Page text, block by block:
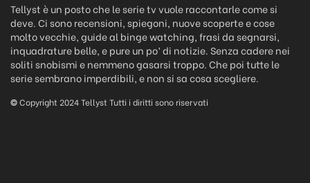
Tellyst è un posto che le serie tv vuole raccontarle come si
deve. Ci sono recensioni, spiegoni, nuove scoperte e cose
molto vecchie, guide al binge watching, frasi da segnarsi,
inquadrature belle, e pure un po’ di notizie. Senza cadere nei
soliti snobismi e nemmeno gasarsi troppo. Che poi tutte le
serie sembrano imperdibili, e non si sa cosa scegliere.
©Copyright 2024 Tellyst Tutti i diritti sono riservati